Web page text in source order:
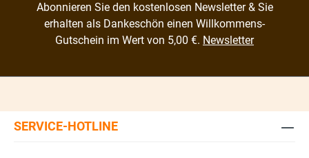
Abonnieren Sie den kostenlosen Newsletter & Sie
erhalten als Dankeschön einen Willkommens-
Gutschein im Wert von 5,00 €. Newsletter
SERVICE-HOTLINE